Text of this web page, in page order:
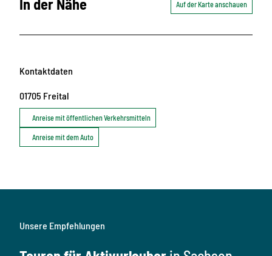
In der Nähe Auf der Karte anschauen
Kontaktdaten
01705 Freital
Anreise mit öffentlichen Verkehrsmitteln
Anreise mit dem Auto
Unsere Empfehlungen